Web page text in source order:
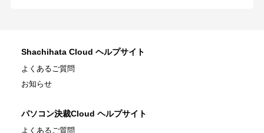
Shachihata Cloud ヘルプサイト
よくあるご質問
お知らせ
パソコン決裁Cloud ヘルプサイト
よくあるご質問